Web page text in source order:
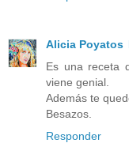
Alicia Poyatos
Es una receta
viene genial.
Además te
Besazos.
Responder